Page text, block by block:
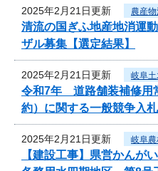
2025年2月21日更新 農産
清流の国ぎふ地産地消運
ザル募集【選定結果】
2025年2月21日更新 岐阜
令和7年 道路舗装補修用
約）に関する一般競争入
2025年2月21日更新 岐阜
【建設工事】県営かんが